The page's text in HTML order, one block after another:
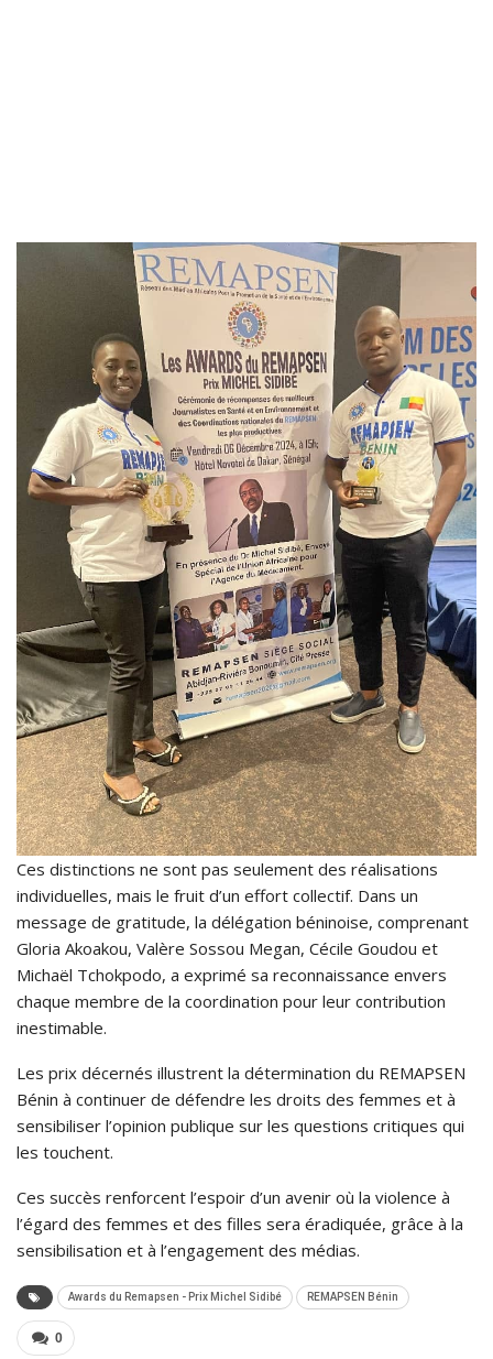
Ces distinctions ne sont pas seulement des réalisations
individuelles, mais le fruit d’un effort collectif. Dans un
message de gratitude, la délégation béninoise, comprenant
Gloria Akoakou, Valère Sossou Megan, Cécile Goudou et
Michaël Tchokpodo, a exprimé sa reconnaissance envers
chaque membre de la coordination pour leur contribution
inestimable.
Les prix décernés illustrent la détermination du REMAPSEN
Bénin à continuer de défendre les droits des femmes et à
sensibiliser l’opinion publique sur les questions critiques qui
les touchent.
Ces succès renforcent l’espoir d’un avenir où la violence à
l’égard des femmes et des filles sera éradiquée, grâce à la
sensibilisation et à l’engagement des médias.
Awards du Remapsen - Prix Michel Sidibé REMAPSEN Bénin
0